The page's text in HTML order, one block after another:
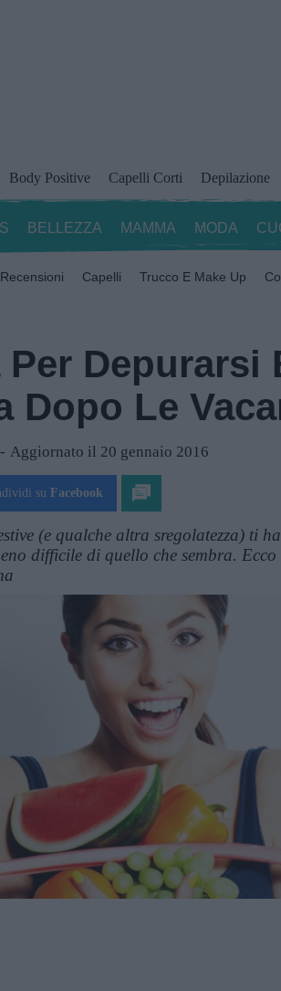
Body Positive Capelli Corti Depilazione
BELLEZZA MAMMA MODA
Recensioni Capelli Trucco E Make Up
Per Depurarsi
Dopo Le
Aggiornato il 20 gennaio 2016
su Facebook
(e qualche altra sregolatezza) ti
difficile di quello che sembra.